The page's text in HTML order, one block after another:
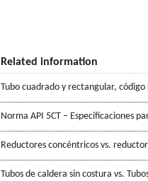
Related information
Tubo cuadrado y rectangular, código
Norma API 5CT – Especificaciones
Reductores concéntricos vs.
Tubos de caldera sin costura vs.